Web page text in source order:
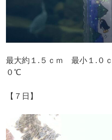
最大約１.５ｃｍ 最小１.
０℃
【７日】